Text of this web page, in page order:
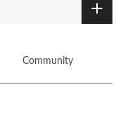
Community